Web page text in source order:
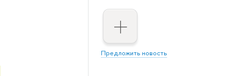
Предложить новость